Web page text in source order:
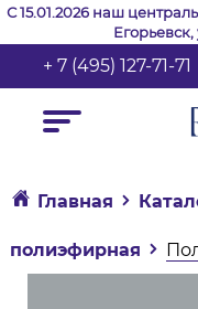
С 15.01.2026 наш
+ 7 (495) 127-71-71
Главная
полиэфирная